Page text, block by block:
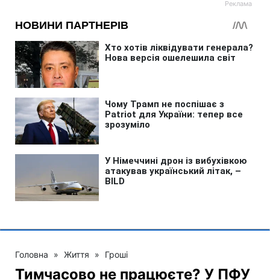
Головна » Життя » Гроші
Тимчасово не працюєте? У ПФУ